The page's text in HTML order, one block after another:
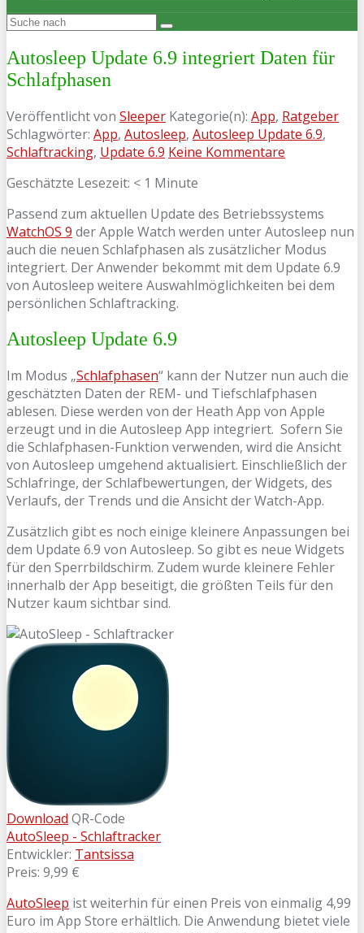
Autosleep Update 6.9 integriert Daten für
Schlafphasen
Veröffentlicht von Sleeper Kategorie(n): App, Ratgeber
Schlagwörter: App, Autosleep, Autosleep Update 6.9,
Schlaftracking, Update 6.9 Keine Kommentare
Geschätzte Lesezeit: < 1 Minute
Passend zum aktuellen Update des Betriebssystems
WatchOS 9 der Apple Watch werden unter Autosleep nun
auch die neuen Schlafphasen als zusätzlicher Modus
integriert. Der Anwender bekommt mit dem Update 6.9
von Autosleep weitere Auswahlmöglichkeiten bei dem
persönlichen Schlaftracking.
Autosleep Update 6.9
Im Modus „Schlafphasen“ kann der Nutzer nun auch die
geschätzten Daten der REM- und Tiefschlafphasen
ablesen. Diese werden von der Heath App von Apple
erzeugt und in die Autosleep App integriert. Sofern Sie
die Schlafphasen-Funktion verwenden, wird die Ansicht
von Autosleep umgehend aktualisiert. Einschließlich der
Schlafringe, der Schlafbewertungen, der Widgets, des
Verlaufs, der Trends und die Ansicht der Watch-App.
Zusätzlich gibt es noch einige kleinere Anpassungen bei
dem Update 6.9 von Autosleep. So gibt es neue Widgets
für den Sperrbildschirm. Zudem wurde kleinere Fehler
innerhalb der App beseitigt, die größten Teils für den
Nutzer kaum sichtbar sind.
Download QR-Code
AutoSleep - Schlaftracker
Entwickler: Tantsissa
Preis: 9,99 €
AutoSleep ist weiterhin für einen Preis von einmalig 4,99
Euro im App Store erhältlich. Die Anwendung bietet viele